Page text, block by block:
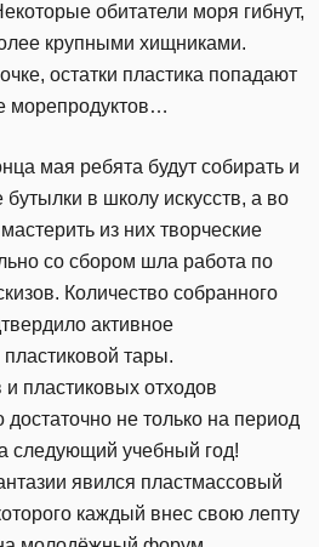
обитатели моря гибнут,
крупными хищниками.
остатки пластика попадают
морепродуктов…
мая ребята будут собирать и
в школу искусств, а во
из них творческие
со сбором шла работа по
Количество собранного
активное
тары.
и пластиковых отходов
достаточно не только на период
следующий учебный год!
явился пластмассовый
каждый внес свою лепту